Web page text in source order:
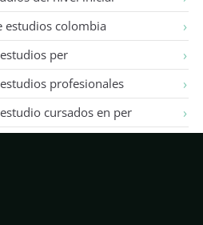
estudios colombia
per
profesionales
cursados en per